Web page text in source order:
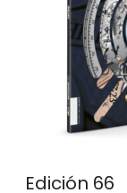
Edición 66